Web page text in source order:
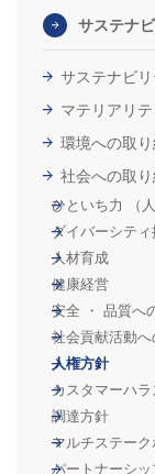
サステナ
サステナビ
マテリアリ
環境への取
社会への取
ひといち力 （
ダイバーシテ
人材育成
健康経営
安全 ・ 品質へ
社会貢献活動
人権方針
カスタマーハ
調達方針
マルチステー
パートナーシ